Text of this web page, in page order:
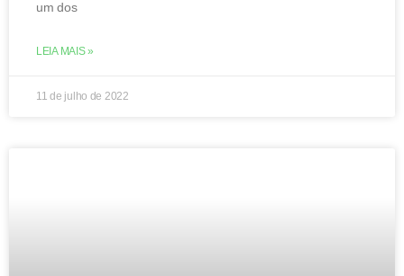
um dos
LEIA MAIS »
11 de julho de 2022